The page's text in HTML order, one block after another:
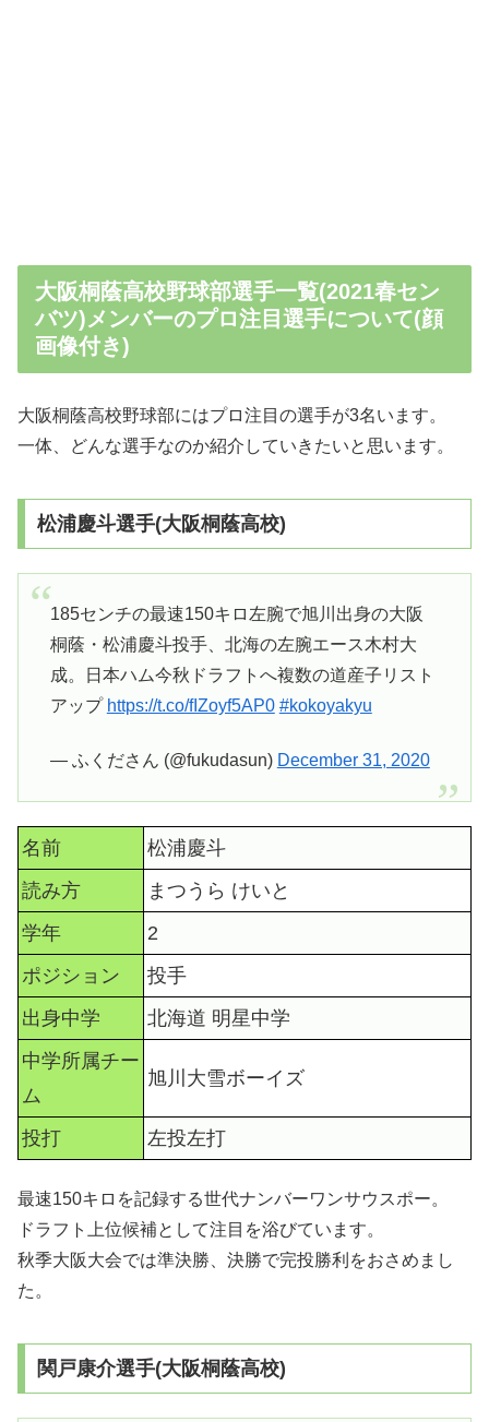
大阪桐蔭高校野球部選手一覧(2021春セン
バツ)メンバーのプロ注目選手について(顔
画像付き)
大阪桐蔭高校野球部にはプロ注目の選手が3名います。
一体、どんな選手なのか紹介していきたいと思います。
松浦慶斗選手(大阪桐蔭高校)
185センチの最速150キロ左腕で旭川出身の大阪
桐蔭・松浦慶斗投手、北海の左腕エース木村大
成。日本ハム今秋ドラフトへ複数の道産子リスト
アップ https://t.co/fIZoyf5AP0 #kokoyakyu
— ふくださん (@fukudasun) December 31, 2020
名前
松浦慶斗
読み方
まつうら けいと
学年
2
ポジション
投手
出身中学
北海道 明星中学
中学所属チー
ム
旭川大雪ボーイズ
投打 左投左打
最速150キロを記録する世代ナンバーワンサウスポー。
ドラフト上位候補として注目を浴びています。
秋季大阪大会では準決勝、決勝で完投勝利をおさめまし
た。
関戸康介選手(大阪桐蔭高校)